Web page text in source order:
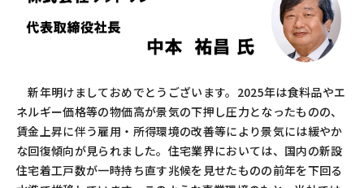
新年明けましておめでとうございます。 2025年は食料品やエ
ネルギー価格等の物価高が景気の下押し圧力となったものの、
賃金上昇に伴う雇用・所得環境の改善等により景気には緩やか
な回復傾向が見られました。住宅業界においては、国内の新設
住宅着工戸数が一時持ち直す兆候を見せたものの前年を下回る